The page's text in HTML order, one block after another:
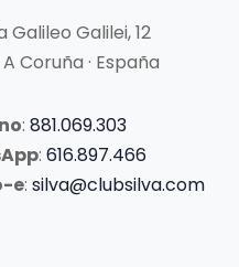
Galileo Galilei, 12
A Coruña · España
: 881.069.303
: 616.897.466
e: silva@clubsilva.com